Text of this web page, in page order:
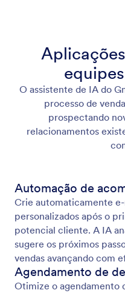
O assistente de IA do
processo de
prospectando
relacionamentos
Automação de
Crie automaticamente
personalizados após o
potencial cliente. A IA
sugere os próximos
vendas avançando com
Agendamento de
Otimize o agendamento